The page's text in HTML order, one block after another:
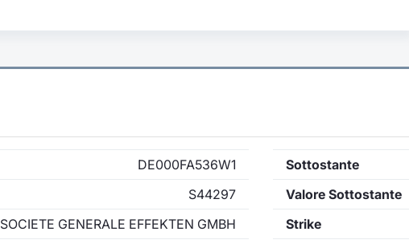
DE000FA536W1
S44297
SOCIETE GENERALE EFFEKTEN GMBH
Sottostante
Valore Sottostante
Strike